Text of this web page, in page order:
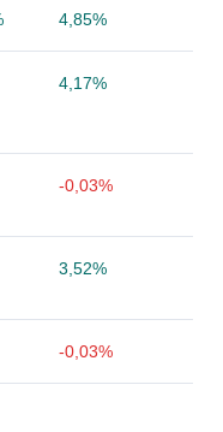
4,85%
4,17%
-0,03%
3,52%
-0,03%